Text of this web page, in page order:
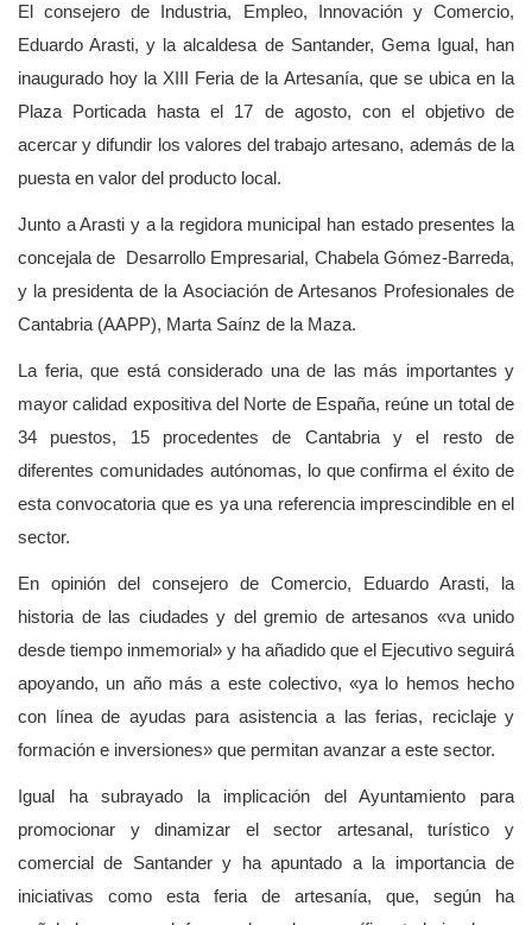
El consejero de Industria, Empleo, Innovación y Comercio,
Eduardo Arasti, y la alcaldesa de Santander, Gema Igual, han
inaugurado hoy la XIII Feria de la Artesanía, que se ubica en la
Plaza Porticada hasta el 17 de agosto, con el objetivo de
acercar y difundir los valores del trabajo artesano, además de la
puesta en valor del producto local.
Junto a Arasti y a la regidora municipal han estado presentes la
concejala de Desarrollo Empresarial, Chabela Gómez-Barreda,
y la presidenta de la Asociación de Artesanos Profesionales de
Cantabria (AAPP), Marta Saínz de la Maza.
La feria, que está considerado una de las más importantes y
mayor calidad expositiva del Norte de España, reúne un total de
34 puestos, 15 procedentes de Cantabria y el resto de
diferentes comunidades autónomas, lo que confirma el éxito de
esta convocatoria que es ya una referencia imprescindible en el
sector.
En opinión del consejero de Comercio, Eduardo Arasti, la
historia de las ciudades y del gremio de artesanos «va unido
desde tiempo inmemorial» y ha añadido que el Ejecutivo seguirá
apoyando, un año más a este colectivo, «ya lo hemos hecho
con línea de ayudas para asistencia a las ferias, reciclaje y
formación e inversiones» que permitan avanzar a este sector.
Igual ha subrayado la implicación del Ayuntamiento para
promocionar y dinamizar el sector artesanal, turístico y
comercial de Santander y ha apuntado a la importancia de
iniciativas como esta feria de artesanía, que, según ha